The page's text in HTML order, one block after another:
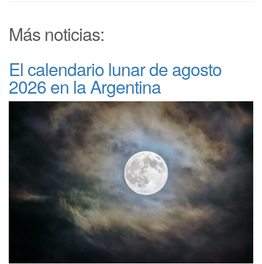
Más noticias:
El calendario lunar de agosto
2026 en la Argentina